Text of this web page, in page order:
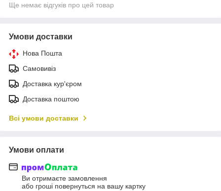
Ще немає відгуків про цей товар
Умови доставки
Нова Пошта
Самовивіз
Доставка кур'єром
Доставка поштою
Всі умови доставки
Умови оплати
Ви отримаєте замовлення
або гроші повернуться на вашу картку